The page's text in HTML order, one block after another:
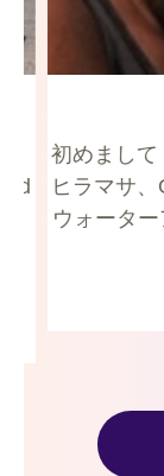
初めまして！ 国内外で20年以上に渡
ヒラマサ
ウォーター